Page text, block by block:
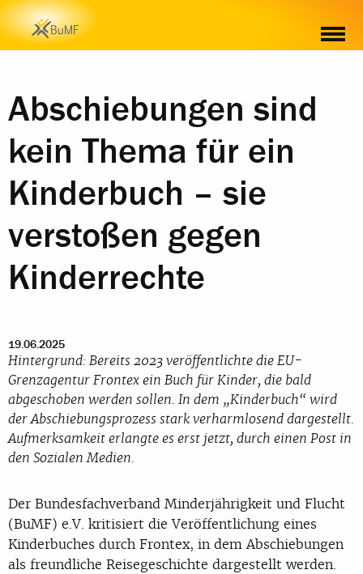
MATERIAL
Abschiebungen sind
kein Thema für ein
Kinderbuch – sie
verstoßen gegen
Kinderrechte
19.06.2025
Hintergrund: Bereits 2023 veröffentlichte die EU-
Grenzagentur Frontex ein Buch für Kinder, die bald
abgeschoben werden sollen. In dem „Kinderbuch“ wird
der Abschiebungsprozess stark verharmlosend dargestellt.
Aufmerksamkeit erlangte es erst jetzt, durch einen Post in
den Sozialen Medien.
Der Bundesfachverband Minderjährigkeit und Flucht
(BuMF) e.V. kritisiert die Veröffentlichung eines
Kinderbuches durch Frontex, in dem Abschiebungen
als freundliche Reisegeschichte dargestellt werden.